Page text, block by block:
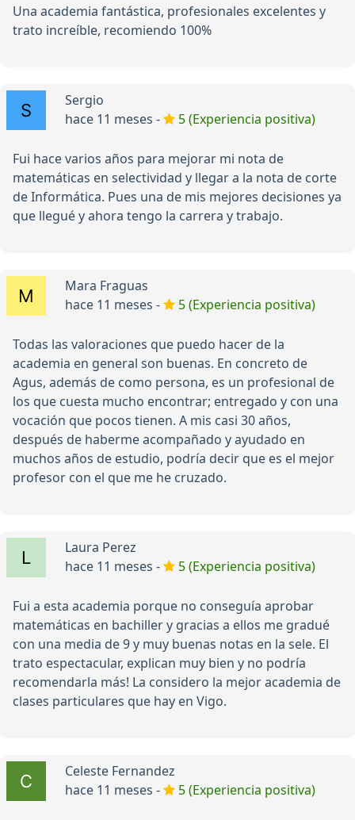
Una academia fantástica, profesionales excelentes y
trato increíble, recomiendo 100%
Sergio
hace 11 meses -
5 (Experiencia positiva)
Fui hace varios años para mejorar mi nota de
matemáticas en selectividad y llegar a la nota de corte
de Informática. Pues una de mis mejores decisiones ya
que llegué y ahora tengo la carrera y trabajo.
Mara Fraguas
hace 11 meses -
5 (Experiencia positiva)
Todas las valoraciones que puedo hacer de la
academia en general son buenas. En concreto de
Agus, además de como persona, es un profesional de
los que cuesta mucho encontrar; entregado y con una
vocación que pocos tienen. A mis casi 30 años,
después de haberme acompañado y ayudado en
muchos años de estudio, podría decir que es el mejor
profesor con el que me he cruzado.
Laura Perez
hace 11 meses -
5 (Experiencia positiva)
Fui a esta academia porque no conseguía aprobar
matemáticas en bachiller y gracias a ellos me gradué
con una media de 9 y muy buenas notas en la sele. El
trato espectacular, explican muy bien y no podría
recomendarla más! La considero la mejor academia de
clases particulares que hay en Vigo.
Celeste Fernandez
hace 11 meses -
5 (Experiencia positiva)